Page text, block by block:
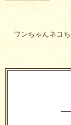
ワンちゃんネコ